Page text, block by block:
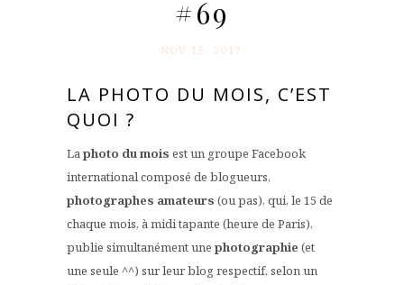
#69
NOV 15. 2017
LA PHOTO DU MOIS, C’EST
QUOI ?
Laphoto du mois est un groupe Facebook
international composé de blogueurs,
photographes amateurs (ou pas), qui, le 15 de
chaque mois, à midi tapante (heure de Paris),
publie simultanément une photographie (et
une seule ^^) sur leur blog respectif, selon un